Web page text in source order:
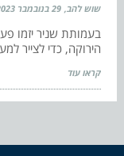
שוש להב 29 בנובמבר 2023
בעמותת שניר יזמו
הירוקה, כדי לצייר למען
קראו עוד